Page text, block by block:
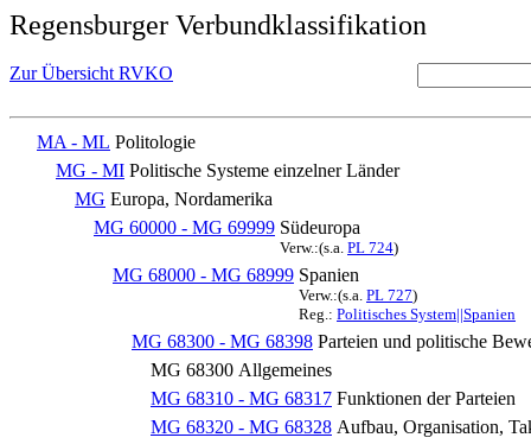
Regensburger Verbundklassifikation
Zur Übersicht RVKO
MA - ML Politologie
MG - MI Politische Systeme einzelner Länder
MG Europa, Nordamerika
MG 60000 - MG 69999 Südeuropa
Verw.:(s.a. PL 724)
MG 68000 - MG 68999 Spanien
Verw.:(s.a. PL 727)
Reg.: Politisches System||Spanien
MG 68300 - MG 68398 Parteien und politische
MG 68300 Allgemeines
MG 68310 - MG 68317 Funktionen der Parteien
MG 68320 - MG 68328 Aufbau, Organisation,